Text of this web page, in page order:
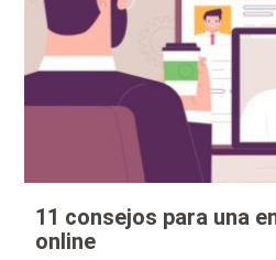
11 consejos para una
online